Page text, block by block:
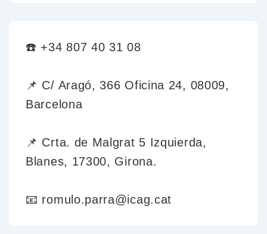
☎️ +34 807 40 31 08
📌 C/ Aragó, 366 Oficina 24, 08009,
Barcelona
📌 Crta. de Malgrat 5 Izquierda,
Blanes, 17300, Girona.
📧 romulo.parra@icag.cat